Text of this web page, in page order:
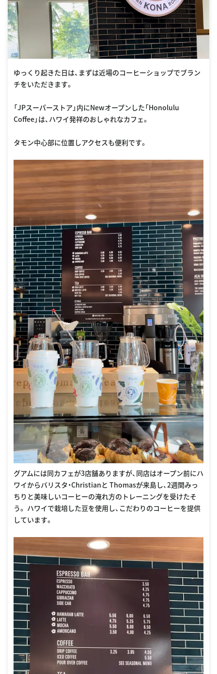
ゆっくり起きた日は、まずは近場のコーヒーショップでブラン
チをいただきます。
「JPスーパーストア」内にNewオープンした「Honolulu
Coffee」は、ハワイ発祥のおしゃれなカフェ。
タモン中心部に位置しアクセスも便利です。
グアムには同カフェが3店舗ありますが、同店はオープン前にハ
ワイからバリスタ・Christianと Thomasが来島し、2週間みっ
ちりと美味しいコーヒーの淹れ方のトレーニングを受けたそ
う。 ハワイで栽培した豆を使用し、こだわりのコーヒーを提供
しています。